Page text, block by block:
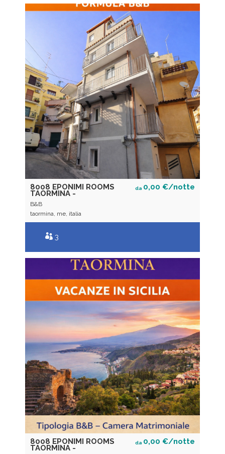
8008 EPONIMI ROOMS
TAORMINA -
da 0,00 €/notte
B&B
taormina, me, italia
3
8008 EPONIMI ROOMS
TAORMINA -
da 0,00 €/notte